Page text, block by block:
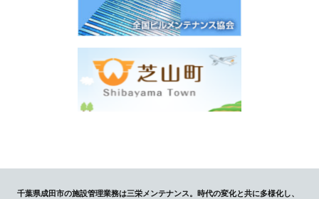
千葉県成田市の施設管理業務は三栄メンテナンス。時代の変化と共に多様化し、